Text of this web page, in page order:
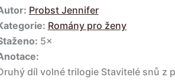
Probst Jennifer
Romány pro ženy
5×
díl volné trilogie Stavitelé snů z